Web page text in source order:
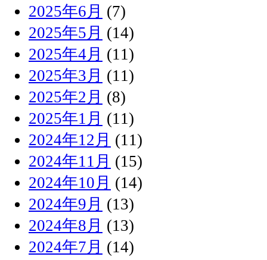
2025年6月 (7)
2025年5月 (14)
2025年4月 (11)
2025年3月 (11)
2025年2月 (8)
2025年1月 (11)
2024年12月 (11)
2024年11月 (15)
2024年10月 (14)
2024年9月 (13)
2024年8月 (13)
2024年7月 (14)